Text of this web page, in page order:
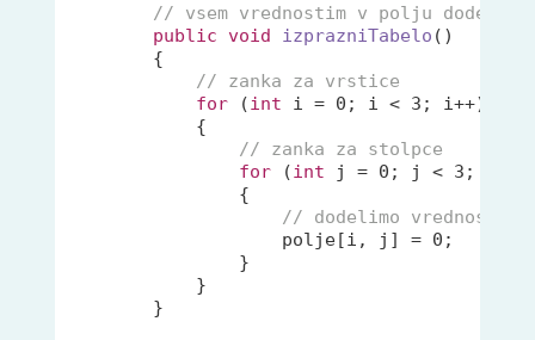
// vsem vrednostim v polju
public
void izprazniTabelo ( )
        {
// zanka za vrstice
for (int i = 0 ; i < 3 ; i++)
            {
// zanka za stolpce
for (int j = 0 ; j < 3 ; j++)
                {
// dodelimo vrednost 0
                    polje[i, j] =
0 ;
                }
            }
        }